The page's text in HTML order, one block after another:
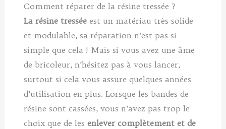
Comment réparer de la résine tressée ?
La résine tressée est un matériau très solide
et modulable, sa réparation n’est pas si
simple que cela ! Mais si vous avez une âme
de bricoleur, n’hésitez pas à vous lancer,
surtout si cela vous assure quelques années
d’utilisation en plus. Lorsque les bandes de
résine sont cassées, vous n’avez pas trop le
choix que de lesenlever complètement et de